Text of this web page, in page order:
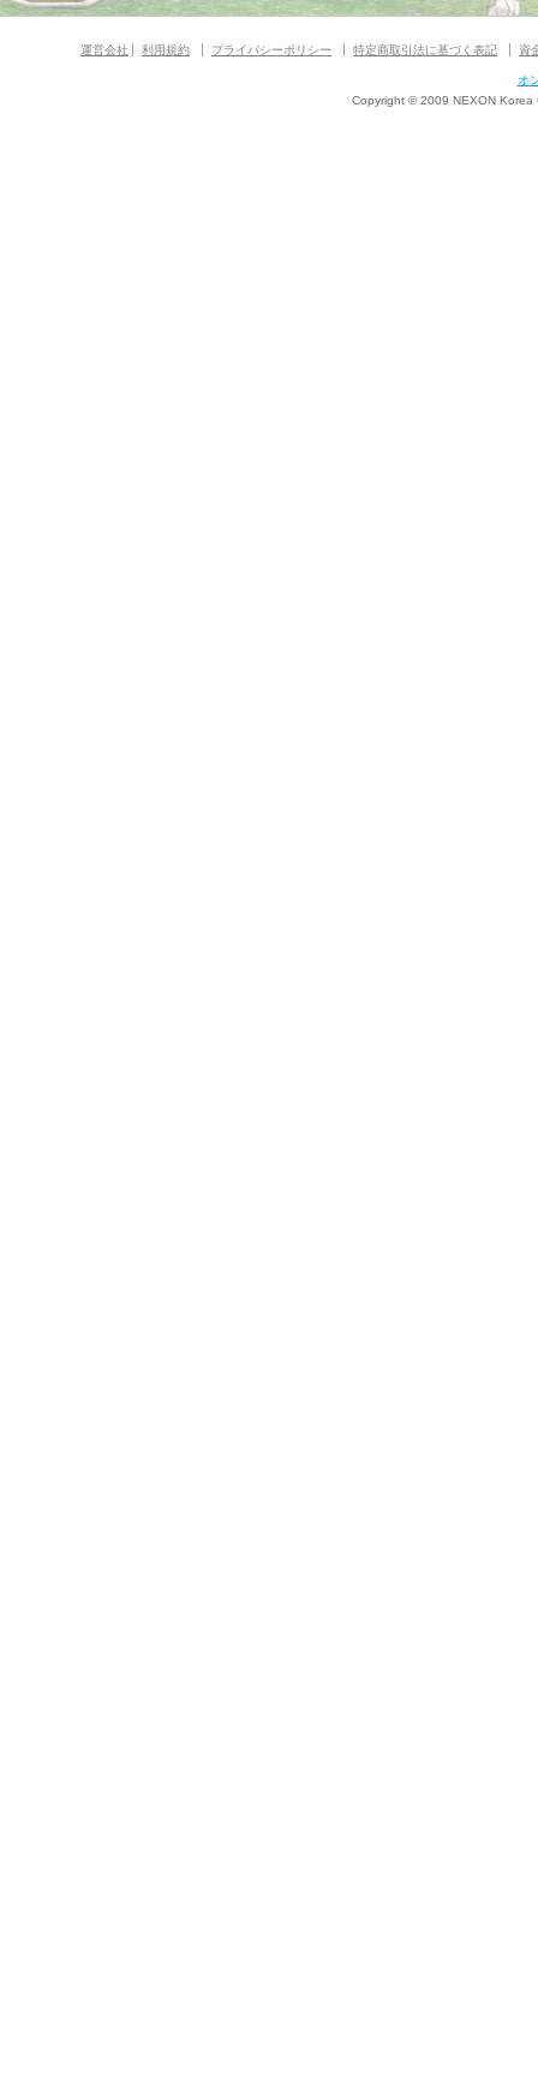
運営会社 利用規約 プライバシーポリシー 特定商取引法に基づく表記 資
オ
Copyright © 2009 NEXON Korea